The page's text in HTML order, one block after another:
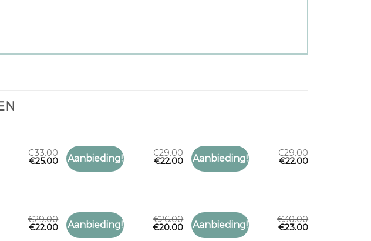
Toevoegen
€33.00
€25.00 Aanbieding!
Toevoegen
SJAAL RUIT
sjaal ruit
€29.00
€22.00 Aanbieding!
Toevoegen
SJAAL RUIT
sjaal ruit
€29.00
€22.00
Toevoegen
€29.00
€22.00 Aanbieding!
Toevoegen
SJAAL RUIT
sjaal ruit
€26.00
€20.00 Aanbieding!
Toevoegen
SJAAL RUIT
sjaal ruit
€30.00
€23.00